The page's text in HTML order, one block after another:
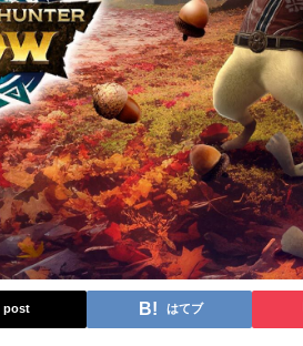
post はてブ